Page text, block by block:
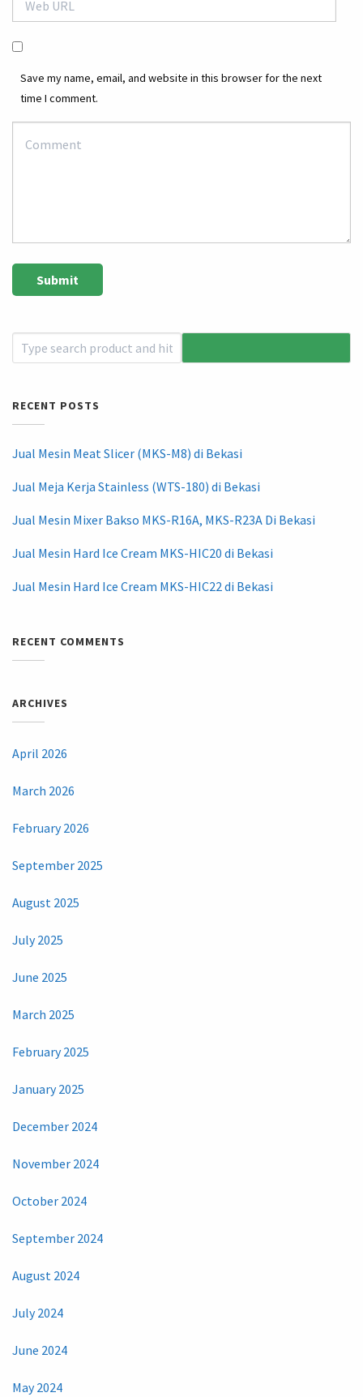
Save my name, email, and website in this browser for the next
time I comment.
RECENT POSTS
Jual Mesin Meat Slicer (MKS-M8) di Bekasi
Jual Meja Kerja Stainless (WTS-180) di Bekasi
Jual Mesin Mixer Bakso MKS-R16A, MKS-R23A Di Bekasi
Jual Mesin Hard Ice Cream MKS-HIC20 di Bekasi
Jual Mesin Hard Ice Cream MKS-HIC22 di Bekasi
RECENT COMMENTS
ARCHIVES
April 2026
March 2026
February 2026
September 2025
August 2025
July 2025
June 2025
March 2025
February 2025
January 2025
December 2024
November 2024
October 2024
September 2024
August 2024
July 2024
June 2024
May 2024